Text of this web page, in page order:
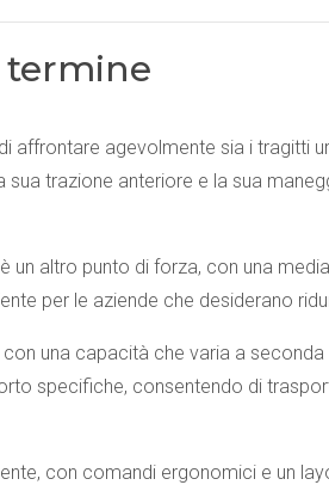
termine
affrontare agevolmente sia i tragitti
trazione anteriore e la sua
un altro punto di forza, con una
per le aziende che desiderano
una capacità che varia a
specifiche, consentendo di
con comandi ergonomici e un